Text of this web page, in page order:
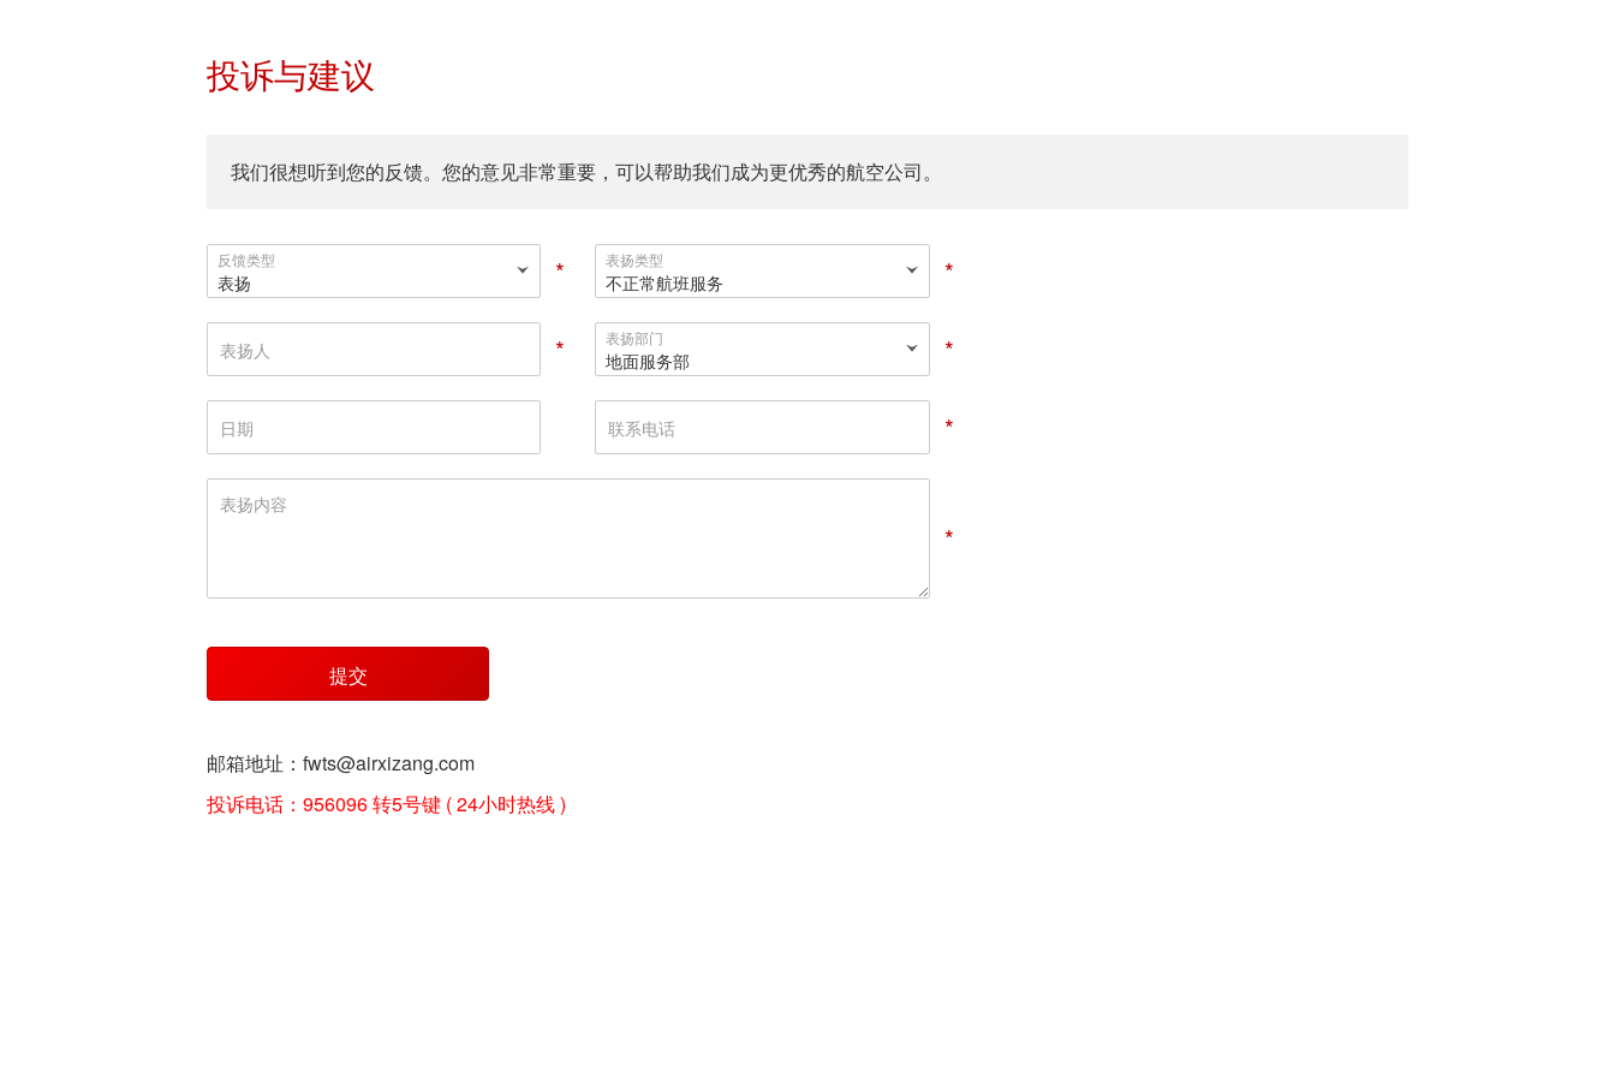
投诉与建议
我们很想听到您的反馈。您的意见非常重要，可以帮助我们成为更优秀的航空公司。
反馈类型
表扬 * 表扬类型
不正常航班服务 *
扬
人
* 表扬部门
地面服务部 *
期
*
*
提交
邮箱地址：fwts@airxizang.com
投诉电话： 956096 转5号键 ( 24小时热线 )